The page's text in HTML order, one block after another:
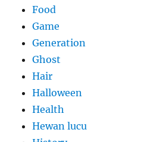
Food
Game
Generation
Ghost
Hair
Halloween
Health
Hewan lucu